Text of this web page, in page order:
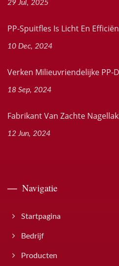
29 Jul, 2025
PP-Spuitfles Is Licht En
10 Dec, 2024
Verken Milieuvriendelijke PP-
18 Sep, 2024
Fabrikant Van Zachte
12 Jun, 2024
Navigatie
Startpagina
Bedrijf
Producten